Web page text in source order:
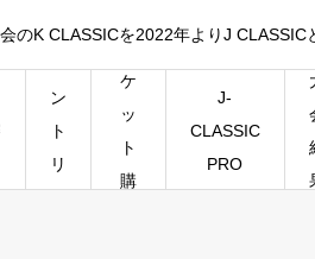
のK CLASSICを2022年よりJ
ン
ト
リ
チ
ケ
ッ
ト
購
J-
CLASSIC
PRO